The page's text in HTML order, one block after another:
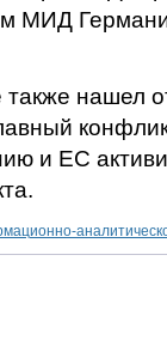
МИД
нашел
и ЕС